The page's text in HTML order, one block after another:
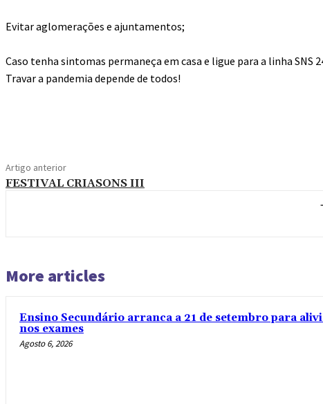
Evitar aglomerações e ajuntamentos;
Caso tenha sintomas permaneça em casa e ligue para a linha SNS
Travar a pandemia depende de todos!
Artigo anterior
FESTIVAL CRIASONS III
More articles
Ensino Secundário arranca a 21 de setembro para
nos exames
Agosto 6, 2026